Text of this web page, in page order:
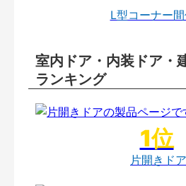
L型コーナー
室内ドア・内装ドア・
ランキング
片開きドア